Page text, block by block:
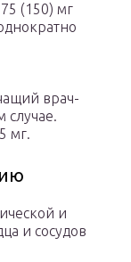
75 (150) мг
врач-
случае.
мг.
и
и сосудов